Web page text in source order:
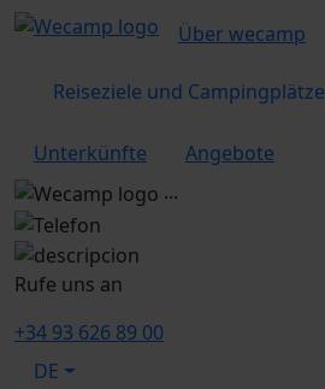
Über wecamp
Reiseziele und Campingplätze
Unterkünfte
Angebote
...
Rufe uns an
+34 93 626 89 00
DE